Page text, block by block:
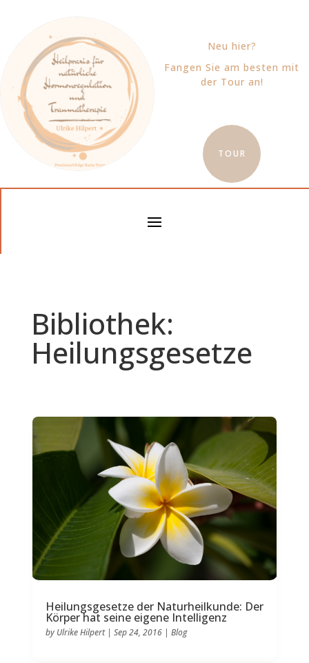
Neu hier?
Fangen Sie am besten mit
der Tour an!
TOUR
Bibliothek:
Heilungsgesetze
Heilungsgesetze der Naturheilkunde: Der
Körper hat seine eigene Intelligenz
by Ulrike Hilpert| Sep 24, 2016| Blog